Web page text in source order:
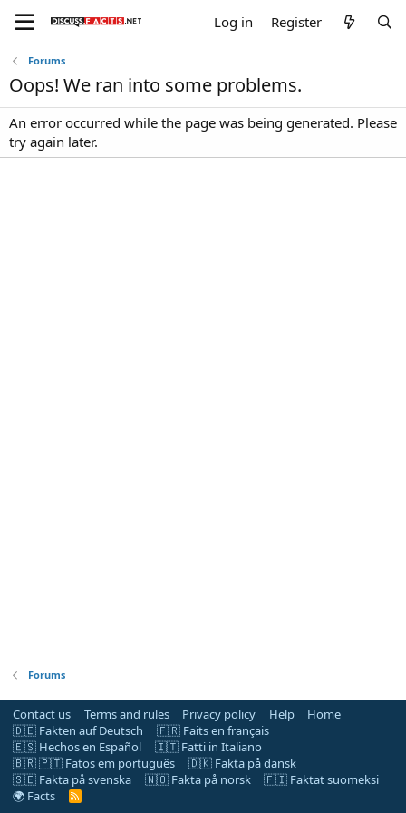
Log in Register
Forums
Oops! We ran into some problems.
An error occurred while the page was being generated. Please
try again later.
Forums
Contact us Terms and rules Privacy policy Help
Home
🇩🇪 Fakten auf Deutsch
🇫🇷 Faits en français
🇪🇸 Hechos en Español
🇮🇹 Fatti in Italiano
🇧🇷 🇵🇹 Fatos em português
🇩🇰 Fakta på dansk
🇸🇪 Fakta på svenska
🇳🇴 Fakta på norsk
🇫🇮 Faktat suomeksi
🌍 Facts
R